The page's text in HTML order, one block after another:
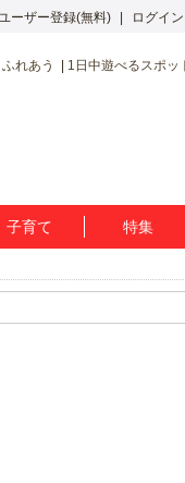
ーザー登録(無料) ログイン
れあう 1日中遊べるスポッ
子育て 特集